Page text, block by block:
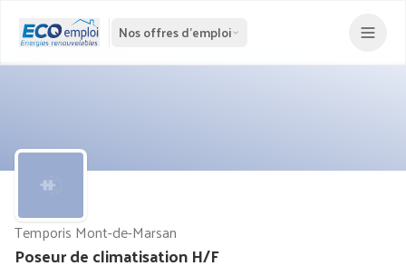
Nos offres d'emploi
Poseur de climatisation H/F
Temporis Mont-de-Marsan